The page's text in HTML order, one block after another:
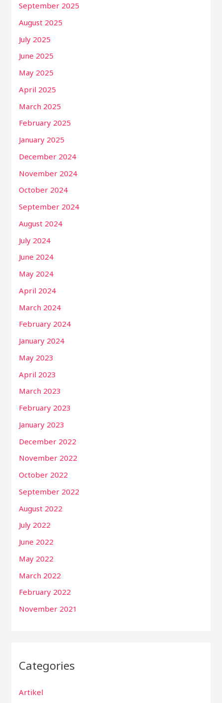
September 2025
August 2025
July 2025
June 2025
May 2025
April 2025
March 2025
February 2025
January 2025
December 2024
November 2024
October 2024
September 2024
August 2024
July 2024
June 2024
May 2024
April 2024
March 2024
February 2024
January 2024
May 2023
April 2023
March 2023
February 2023
January 2023
December 2022
November 2022
October 2022
September 2022
August 2022
July 2022
June 2022
May 2022
March 2022
February 2022
November 2021
Categories
Artikel